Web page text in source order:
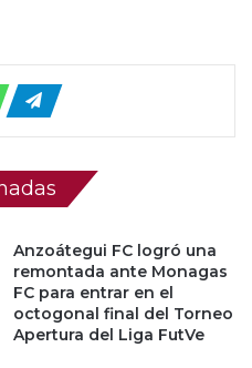
Anzoátegui FC logró una
remontada ante Monagas
FC para entrar en el
octogonal final del Torneo
Apertura del Liga FutVe